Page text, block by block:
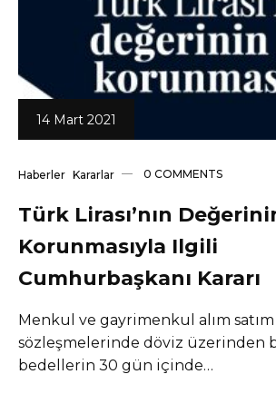
14 Mart 2021
Haberler Kararlar 0 COMMENTS
Türk Lirası’nın
Korunmasıyla Ilgili
Cumhurbaşkanı Kararı
Menkul ve gayrimenkul alım
sözleşmelerinde döviz üzerinden
bedellerin 30 gün içinde…